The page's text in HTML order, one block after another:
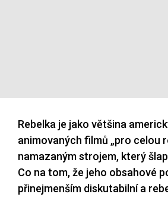
Rebelka je jako většina
animovaných filmů „pro celou
namazaným strojem, který
Co na tom, že jeho obsahové
přinejmenším diskutabilní a